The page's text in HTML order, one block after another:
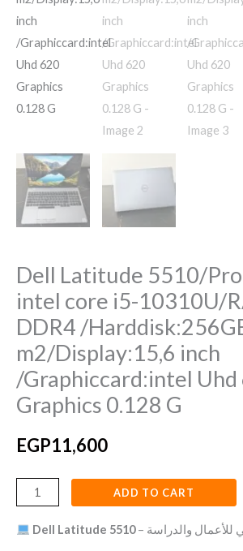
Dell Latitude 5510/
intel core i5-10310U/
DDR4 /
m2/Display:15,6 inch
/Graphiccard:intel Uhd
Graphics 0.128 G
EGP11,600
Dell Latitude 5510 للأعمال والدراسة
Uhd
620
Graphics
0.128
G
quantity
ADD TO CART